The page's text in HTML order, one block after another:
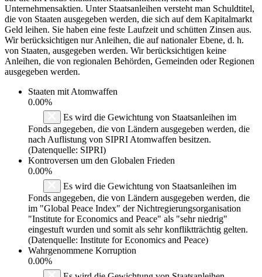
Unternehmensaktien. Unter Staatsanleihen versteht man Schuldtitel,
die von Staaten ausgegeben werden, die sich auf dem Kapitalmarkt
Geld leihen. Sie haben eine feste Laufzeit und schütten Zinsen aus.
Wir berücksichtigen nur Anleihen, die auf nationaler Ebene, d. h.
von Staaten, ausgegeben werden. Wir berücksichtigen keine
Anleihen, die von regionalen Behörden, Gemeinden oder Regionen
ausgegeben werden.
Staaten mit Atomwaffen
0.00%
Es wird die Gewichtung von Staatsanleihen im
Fonds angegeben, die von Ländern ausgegeben werden, die
nach Auflistung von SIPRI Atomwaffen besitzen.
(Datenquelle: SIPRI)
Kontroversen um den Globalen Frieden
0.00%
Es wird die Gewichtung von Staatsanleihen im
Fonds angegeben, die von Ländern ausgegeben werden, die
im "Global Peace Index" der Nichtregierungsorganisation
"Institute for Economics and Peace" als "sehr niedrig"
eingestuft wurden und somit als sehr konfliktträchtig gelten.
(Datenquelle: Institute for Economics and Peace)
Wahrgenommene Korruption
0.00%